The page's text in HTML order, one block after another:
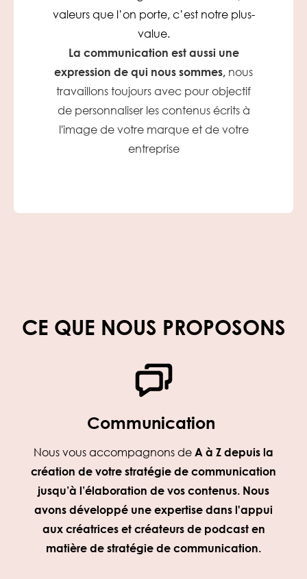
valeurs que l’on porte, c’est notre plus-
value.
La communication est aussi une
expression de qui nous sommes, nous
travaillons toujours avec pour objectif
de personnaliser les contenus écrits à
l'image de votre marque et de votre
entreprise
CE QUE NOUS PROPOSONS
Communication
Nous vous accompagnons de A à Z depuis la
création de votre stratégie de communication
jusqu’à l’élaboration de vos contenus. Nous
avons développé une expertise dans l'appui
aux créatrices et créateurs de podcast en
matière de stratégie de communication.